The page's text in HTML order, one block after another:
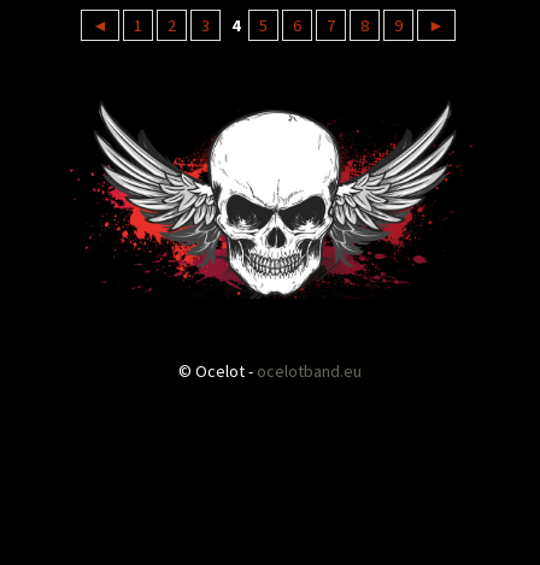
◄ 1 2 3 4 5 6 7 8 9 ►
© Ocelot - ocelotband.eu